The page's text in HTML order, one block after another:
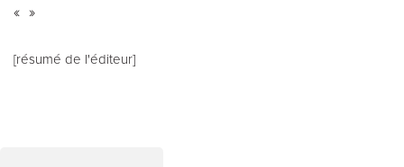
« »
[résumé de l'éditeur]